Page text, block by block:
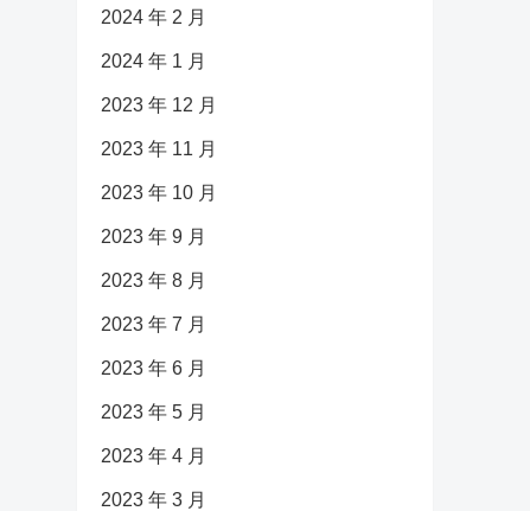
2024 年 2 月
2024 年 1 月
2023 年 12 月
2023 年 11 月
2023 年 10 月
2023 年 9 月
2023 年 8 月
2023 年 7 月
2023 年 6 月
2023 年 5 月
2023 年 4 月
2023 年 3 月